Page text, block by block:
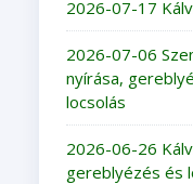
2026-07-17
2026-07-06
nyírása,
locsolás
2026-06-26
gereblyézés és